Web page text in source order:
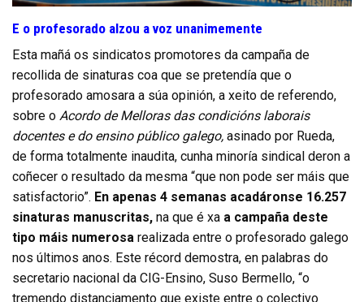
E o profesorado alzou a voz unanimemente
Esta mañá os sindicatos promotores da campaña de
recollida de sinaturas coa que se pretendía que o
profesorado amosara a súa opinión, a xeito de referendo,
sobre o Acordo de Melloras das condicións laborais
docentes e do ensino público galego, asinado por Rueda,
de forma totalmente inaudita, cunha minoría sindical deron a
coñecer o resultado da mesma “que non pode ser máis que
satisfactorio”. En apenas 4 semanas acadáronse 16.257
sinaturas manuscritas, na que é xa a campaña deste
tipo máis numerosa realizada entre o profesorado galego
nos últimos anos. Este récord demostra, en palabras do
secretario nacional da CIG-Ensino, Suso Bermello, “o
tremendo distanciamento que existe entre o colectivo